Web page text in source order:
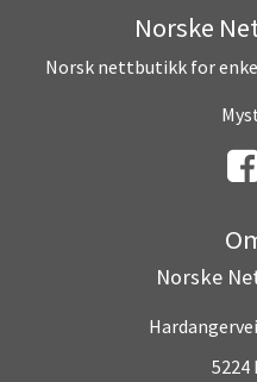
Norske
Norsk nettbutikk for
Norske
5224